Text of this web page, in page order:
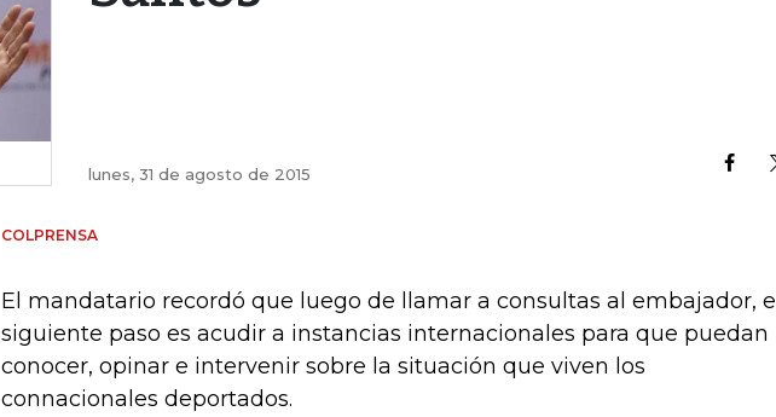
lunes, 31 de agosto de 2015
COLPRENSA
El mandatario recordó que luego de llamar a consultas al embajador, el
siguiente paso es acudir a instancias internacionales para que puedan
conocer, opinar e intervenir sobre la situación que viven los
connacionales deportados.